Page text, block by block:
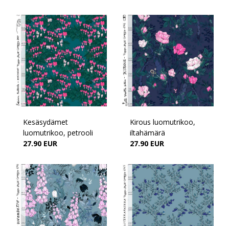
Kesäsydämet
luomutrikoo, petrooli
27.90 EUR
Kirous luomutrikoo,
iltahämärä
27.90 EUR